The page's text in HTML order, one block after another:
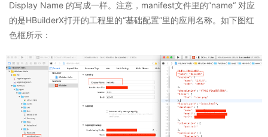
Display Name 的写成一样。注意，manifest文件里的”name“ 对应
的是HBuilderX打开的工程里的“基础配置”里的应用名称。如下图红
色框所示：